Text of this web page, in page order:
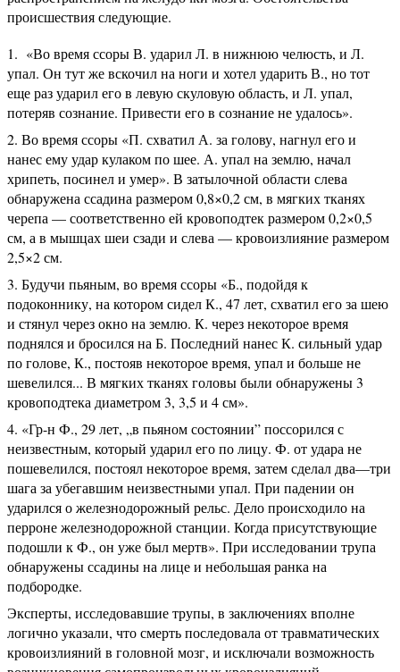
происшествия следующие.
«Во время ссоры В. ударил Л. в нижнюю челюсть, и Л.
упал. Он тут же вскочил на ноги и хотел ударить В., но тот
еще раз ударил его в левую скуловую область, и Л. упал,
потеряв сознание. Привести его в сознание не удалось».
Во время ссоры «П. схватил А. за голову, нагнул его и
нанес ему удар кулаком по шее. А. упал на землю, начал
хрипеть, посинел и умер». В затылочной области слева
обнаружена ссадина размером 0,8×0,2 см, в мягких тканях
черепа — соответственно ей кровоподтек размером 0,2×0,5
см, а в мышцах шеи сзади и слева — кровоизлияние размером
2,5×2 см.
Будучи пьяным, во время ссоры «Б., подойдя к
подоконнику, на котором сидел К., 47 лет, схватил его за шею
и стянул через окно на землю. К. через некоторое время
поднялся и бросился на Б. Последний нанес К. сильный удар
по голове, К., постояв некоторое время, упал и больше не
шевелился... В мягких тканях головы были обнаружены 3
кровоподтека диаметром 3, 3,5 и 4 см».
«Гр-н Ф., 29 лет, „в пьяном состоянии” поссорился с
неизвестным, который ударил его по лицу. Ф. от удара не
пошевелился, постоял некоторое время, затем сделал два—три
шага за убегавшим неизвестными упал. При падении он
ударился о железнодорожный рельс. Дело происходило на
перроне железнодорожной станции. Когда присутствующие
подошли к Ф., он уже был мертв». При исследовании трупа
обнаружены ссадины на лице и небольшая ранка на
подбородке.
Эксперты, исследовавшие трупы, в заключениях вполне
логично указали, что смерть последовала от травматических
кровоизлияний в головной мозг, и исключали возможность